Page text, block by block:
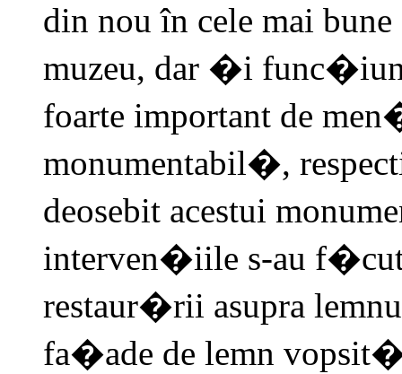
din nou în cele mai
muzeu, dar �i
foarte important de
monumentabil�,
deosebit acestui
interven�iile s-au
restaur�rii asupra
fa�ade de lemn